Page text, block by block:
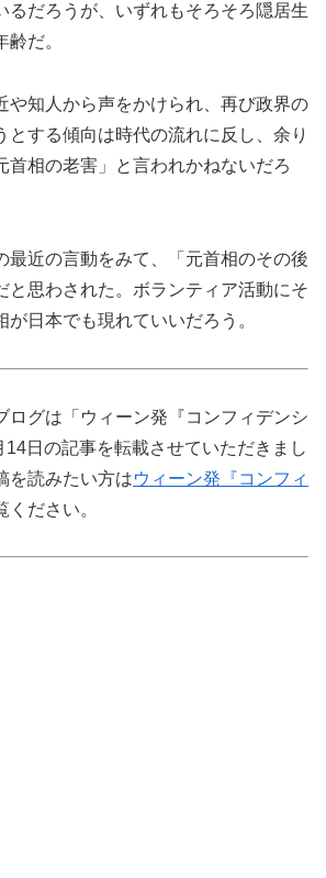
るだろうが、いずれもそろそろ隠居生
だ。
や知人から声をかけられ、再び政界の
とする傾向は時代の流れに反し、余り
首相の老害」と言われかねないだろ
最近の言動をみて、「元首相のその後
と思わされた。ボランティア活動にそ
日本でも現れていいだろう。
ログは「ウィーン発『コンフィデンシ
14日の記事を転載させていただきまし
を読みたい方はウィーン発『コンフィ
ください。